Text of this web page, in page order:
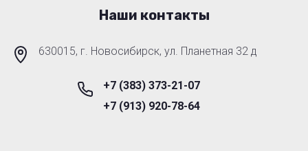
Наши контакты
630015, г. Новосибирск, ул. Планетная 32 д
+7 (383) 373-21-07
+7 (913) 920-78-64